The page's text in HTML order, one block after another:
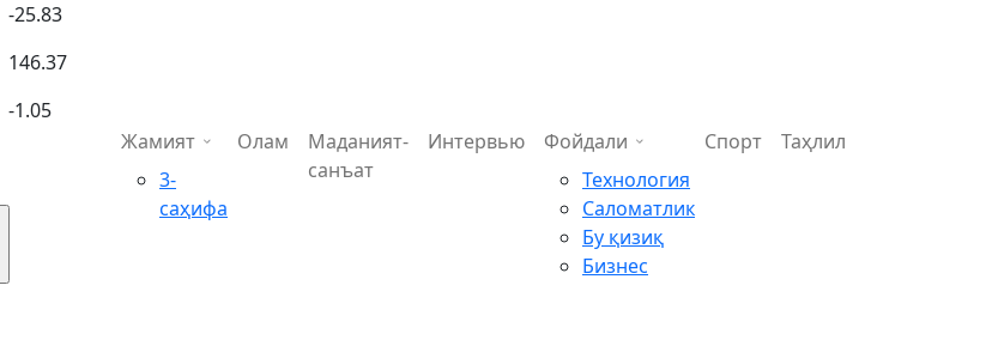
-25.83
146.37
-1.05
Жамият
3-
саҳифа
Олам
Маданият-
санъат
Интервью
Фойдали
Технология
Саломатлик
Бу қизиқ
Бизнес
Спорт Таҳлил